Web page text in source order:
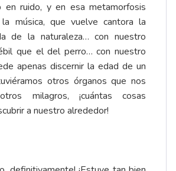
en ruido, y en esa metamorfosis
música, que vuelve cantora la
de la naturaleza… con nuestro
que el del perro… con nuestro
apenas discernir la edad de un
otros órganos que nos
milagros, ¡cuántas cosas
a nuestro alrededor!